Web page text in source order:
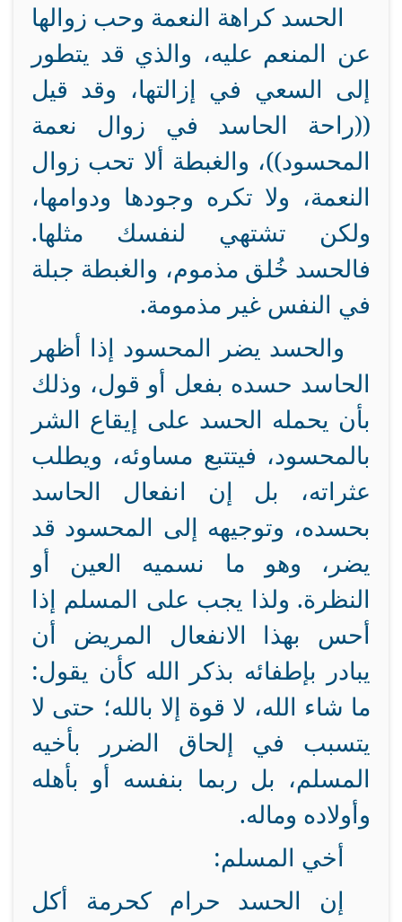
الحسد كراهة النعمة وحب زوالها
عن المنعم عليه، والذي قد يتطور
إلى السعي في إزالتها، وقد قيل
((راحة الحاسد في زوال نعمة
المحسود))، والغبطة ألا تحب زوال
النعمة، ولا تكره وجودها ودوامها،
ولكن تشتهي لنفسك مثلها.
فالحسد خُلق مذموم، والغبطة جبلة
في النفس غير مذمومة.
والحسد يضر المحسود إذا أظهر
الحاسد حسده بفعل أو قول، وذلك
بأن يحمله الحسد على إيقاع الشر
بالمحسود، فيتتبع مساوئه، ويطلب
عثراته، بل إن انفعال الحاسد
بحسده، وتوجيهه إلى المحسود قد
يضر، وهو ما نسميه العين أو
النظرة. ولذا يجب على المسلم إذا
أحس بهذا الانفعال المريض أن
يبادر بإطفائه بذكر الله كأن يقول:
ما شاء الله، لا قوة إلا بالله؛ حتى لا
يتسبب في إلحاق الضرر بأخيه
المسلم، بل ربما بنفسه أو بأهله
وأولاده وماله.
أخي المسلم:
إن الحسد حرام كحرمة أكل